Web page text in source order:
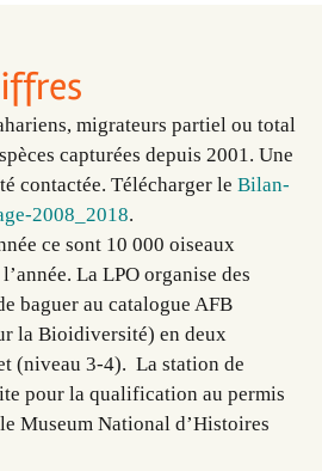
migrateurs partiel ou total
capturées depuis 2001. Une
contactée. Télécharger le Bilan-
2008_2018.
ce sont 10 000 oiseaux
La LPO organise des
baguer au catalogue AFB
la Bioidiversité) en deux
(niveau 3-4). La station de
pour la qualification au permis
Museum National d’Histoires